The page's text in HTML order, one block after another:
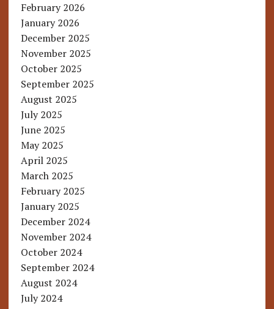
February 2026
January 2026
December 2025
November 2025
October 2025
September 2025
August 2025
July 2025
June 2025
May 2025
April 2025
March 2025
February 2025
January 2025
December 2024
November 2024
October 2024
September 2024
August 2024
July 2024